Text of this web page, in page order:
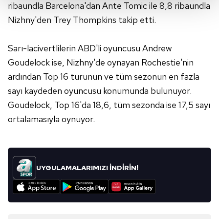
Her halükârda, kullanıcılar, bu çerezlere izin vermedikleri
takdirde, kullanıcılara hedefli reklamlar
Sizlere daha iyi bir hizmet sunabilmek için İnternet
Sitemizde kendimize ve üçüncü kişilere ait çerezler
kullanılmaktadır. Bu çerezler vasıtasıyla çeşitli kişisel
verileriniz işlenmekte olup gerekli olan çerezler bilgi
toplumu hizmetlerinin sunulması amacıyla
kullanılmaktadır. Diğer çerezler, sitemizin daha işlevsel
Çerezlere ilişkin tercihlerinizi aşağıda yer alan panel
vasıtasıyla belirleyebilirsiniz. Çerezlere ilişkin detaylı bilgi
için Ayarlar butonuna tıklayabilir,
ribaundla Barcelona'dan Ante Tomic ile 8,8 ribaundla
Nizhny'den Trey Thompkins takip etti.
Sarı-lacivertlilerin ABD'li oyuncusu Andrew
Goudelock ise, Nizhny'de oynayan Rochestie'nin
ardından Top 16 turunun ve tüm sezonun en fazla
sayı kaydeden oyuncusu konumunda bulunuyor.
Goudelock, Top 16'da 18,6, tüm sezonda ise 17,5 sayı
ortalamasıyla oynuyor.
UYGULAMALARIMIZI İNDİRİN!